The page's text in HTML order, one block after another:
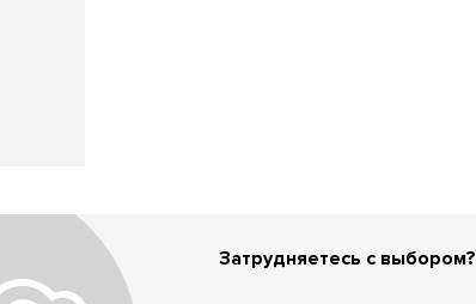
Затрудняетесь с выбором?